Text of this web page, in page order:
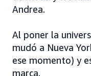
Andrea.
Al poner la
mudó a Nueva
ese momento) y
marca.